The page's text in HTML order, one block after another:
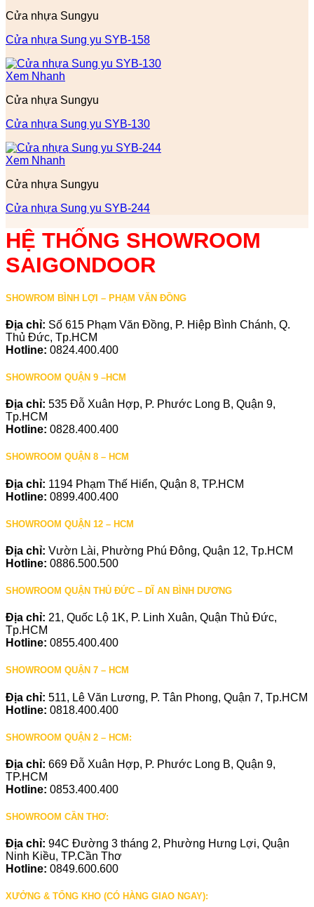
Cửa nhựa Sungyu
Cửa nhựa Sung yu SYB-158
Xem Nhanh
Cửa nhựa Sungyu
Cửa nhựa Sung yu SYB-130
Xem Nhanh
Cửa nhựa Sungyu
Cửa nhựa Sung yu SYB-244
HỆ THỐNG SHOWROOM
SAIGONDOOR
SHOWROM BÌNH LỢI – PHẠM VĂN ĐỒNG
Địa chỉ: Số 615 Phạm Văn Đồng, P. Hiệp Bình Chánh, Q.
Thủ Đức, Tp.HCM
Hotline: 0824.400.400
SHOWROOM QUẬN 9 –HCM
Địa chỉ: 535 Đỗ Xuân Hợp, P. Phước Long B, Quận 9,
Tp.HCM
Hotline: 0828.400.400
SHOWROOM QUẬN 8 – HCM
Địa chỉ: 1194 Phạm Thế Hiển, Quận 8, TP.HCM
Hotline: 0899.400.400
SHOWROOM QUẬN 12 – HCM
Địa chỉ: Vườn Lài, Phường Phú Đông, Quận 12, Tp.HCM
Hotline: 0886.500.500
SHOWROOM QUẬN THỦ ĐỨC – DĨ AN BÌNH DƯƠNG
Địa chỉ: 21, Quốc Lộ 1K, P. Linh Xuân, Quận Thủ Đức,
Tp.HCM
Hotline: 0855.400.400
SHOWROOM QUẬN 7 – HCM
Địa chỉ: 511, Lê Văn Lương, P. Tân Phong, Quận 7, Tp.HCM
Hotline: 0818.400.400
SHOWROOM QUẬN 2 – HCM:
Địa chỉ: 669 Đỗ Xuân Hợp, P. Phước Long B, Quận 9,
TP.HCM
Hotline: 0853.400.400
SHOWROOM CẦN THƠ:
Địa chỉ: 94C Đường 3 tháng 2, Phường Hưng Lợi, Quận
Ninh Kiều, TP.Cần Thơ
Hotline: 0849.600.600
XƯỞNG & TỔNG KHO (CÓ HÀNG GIAO NGAY):